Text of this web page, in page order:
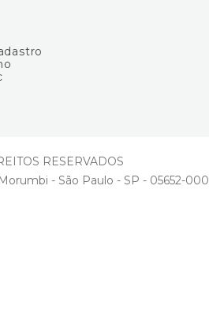
RESERVADOS
- São Paulo - SP - 05652-000